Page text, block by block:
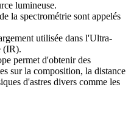
lumineuse.
la spectrométrie sont appelés
utilisée dans l'Ultra-
(IR).
permet d'obtenir des
sur la composition, la distance
d'astres divers comme les